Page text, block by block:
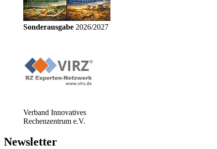
Sonderausgabe 2026/2027
Verband Innovatives
Rechenzentrum e.V.
Newsletter